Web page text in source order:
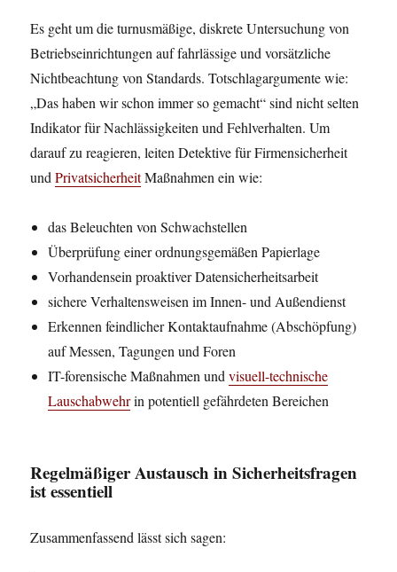
Es geht um die turnusmäßige, diskrete Untersuchung von
Betriebseinrichtungen auf fahrlässige und vorsätzliche
Nichtbeachtung von Standards. Totschlagargumente wie:
„Das haben wir schon immer so gemacht“ sind nicht selten
Indikator für Nachlässigkeiten und Fehlverhalten. Um
darauf zu reagieren, leiten Detektive für Firmensicherheit
undPrivatsicherheitMaßnahmen ein wie:
das Beleuchten von Schwachstellen
Überprüfung einer ordnungsgemäßen Papierlage
Vorhandensein proaktiver Datensicherheitsarbeit
sichere Verhaltensweisen im Innen- und Außendienst
Erkennen feindlicher Kontaktaufnahme (Abschöpfung)
auf Messen, Tagungen und Foren
IT-forensische Maßnahmen undvisuell-technische
Lauschabwehrin potentiell gefährdeten Bereichen
Regelmäßiger Austausch in Sicherheitsfragen
ist essentiell
Zusammenfassend lässt sich sagen: